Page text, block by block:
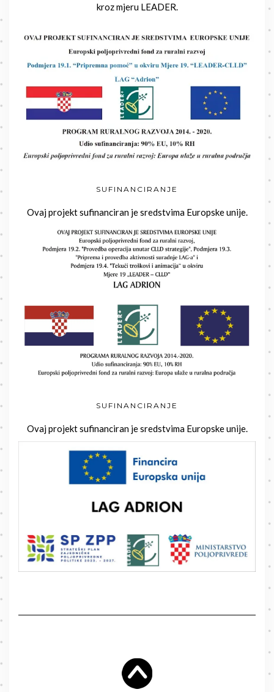
kroz mjeru LEADER.
SUFINANCIRANJE
Ovaj projekt sufinanciran je sredstvima Europske unije.
SUFINANCIRANJE
Ovaj projekt sufinanciran je sredstvima Europske unije.